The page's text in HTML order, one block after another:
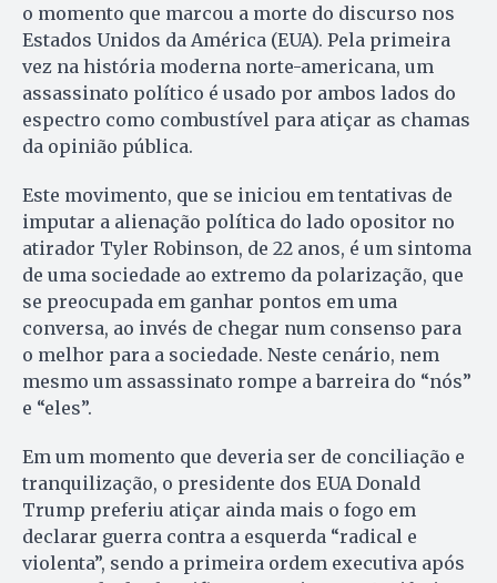
o momento que marcou a morte do discurso nos
Estados Unidos da América (EUA). Pela primeira
vez na história moderna norte-americana, um
assassinato político é usado por ambos lados do
espectro como combustível para atiçar as chamas
da opinião pública.
Este movimento, que se iniciou em tentativas de
imputar a alienação política do lado opositor no
atirador Tyler Robinson, de 22 anos, é um sintoma
de uma sociedade ao extremo da polarização, que
se preocupada em ganhar pontos em uma
conversa, ao invés de chegar num consenso para
o melhor para a sociedade. Neste cenário, nem
mesmo um assassinato rompe a barreira do “nós”
e “eles”.
Em um momento que deveria ser de conciliação e
tranquilização, o presidente dos EUA Donald
Trump preferiu atiçar ainda mais o fogo em
declarar guerra contra a esquerda “radical e
violenta”, sendo a primeira ordem executiva após